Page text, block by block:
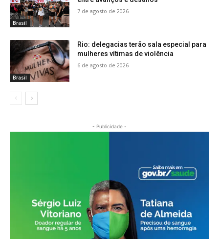
Brasil
7 de agosto de 2026
Brasil
Rio: delegacias terão sala especial para
mulheres vítimas de violência
6 de agosto de 2026
- Publicidade -